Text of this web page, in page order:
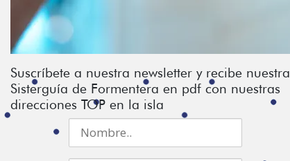
Suscríbete a nuestra newsletter y recibe nuestra
Sisterguía de Formentera en pdf con nuestras
direcciones TOP en la isla